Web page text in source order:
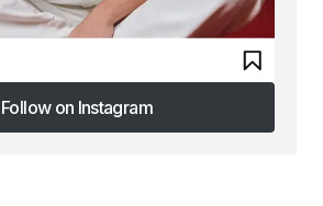
Follow on Instagram
Follow on Instagram